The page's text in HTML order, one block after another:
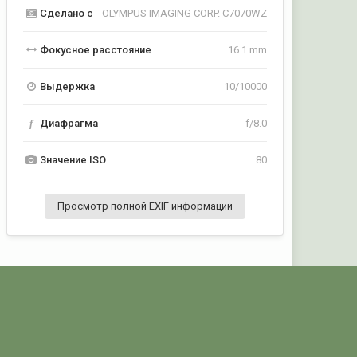
Сделано с OLYMPUS IMAGING CORP. C7070WZ
Фокусное расстояние 16.1 mm
Выдержка 10/10000
f Диафрагма f/8.0
Значение ISO 80
Просмотр полной EXIF информации